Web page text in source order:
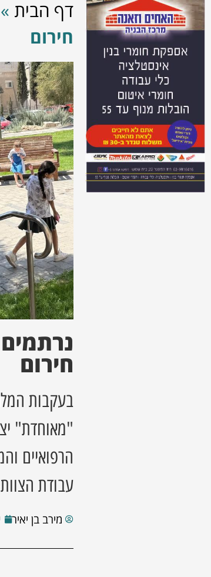
דף הבית »
חירום
חירום
בעקבות
"מאוחדת"
הרפואיים
עבודת
מירב בן יאיר